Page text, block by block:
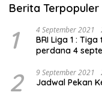
Berita Terpopuler
1 4 September 2021
BRI Liga 1 :
perdana 4
2 9 September 2021
Jadwal Pekan